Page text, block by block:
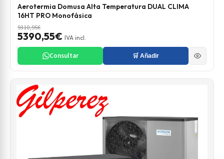
Aerotermia Domusa Alta Temperatura DUAL CLIMA
16HT PRO Monofásica
9310,95€
5390,55€ IVA incl.
Consultar 🛒 Añadir